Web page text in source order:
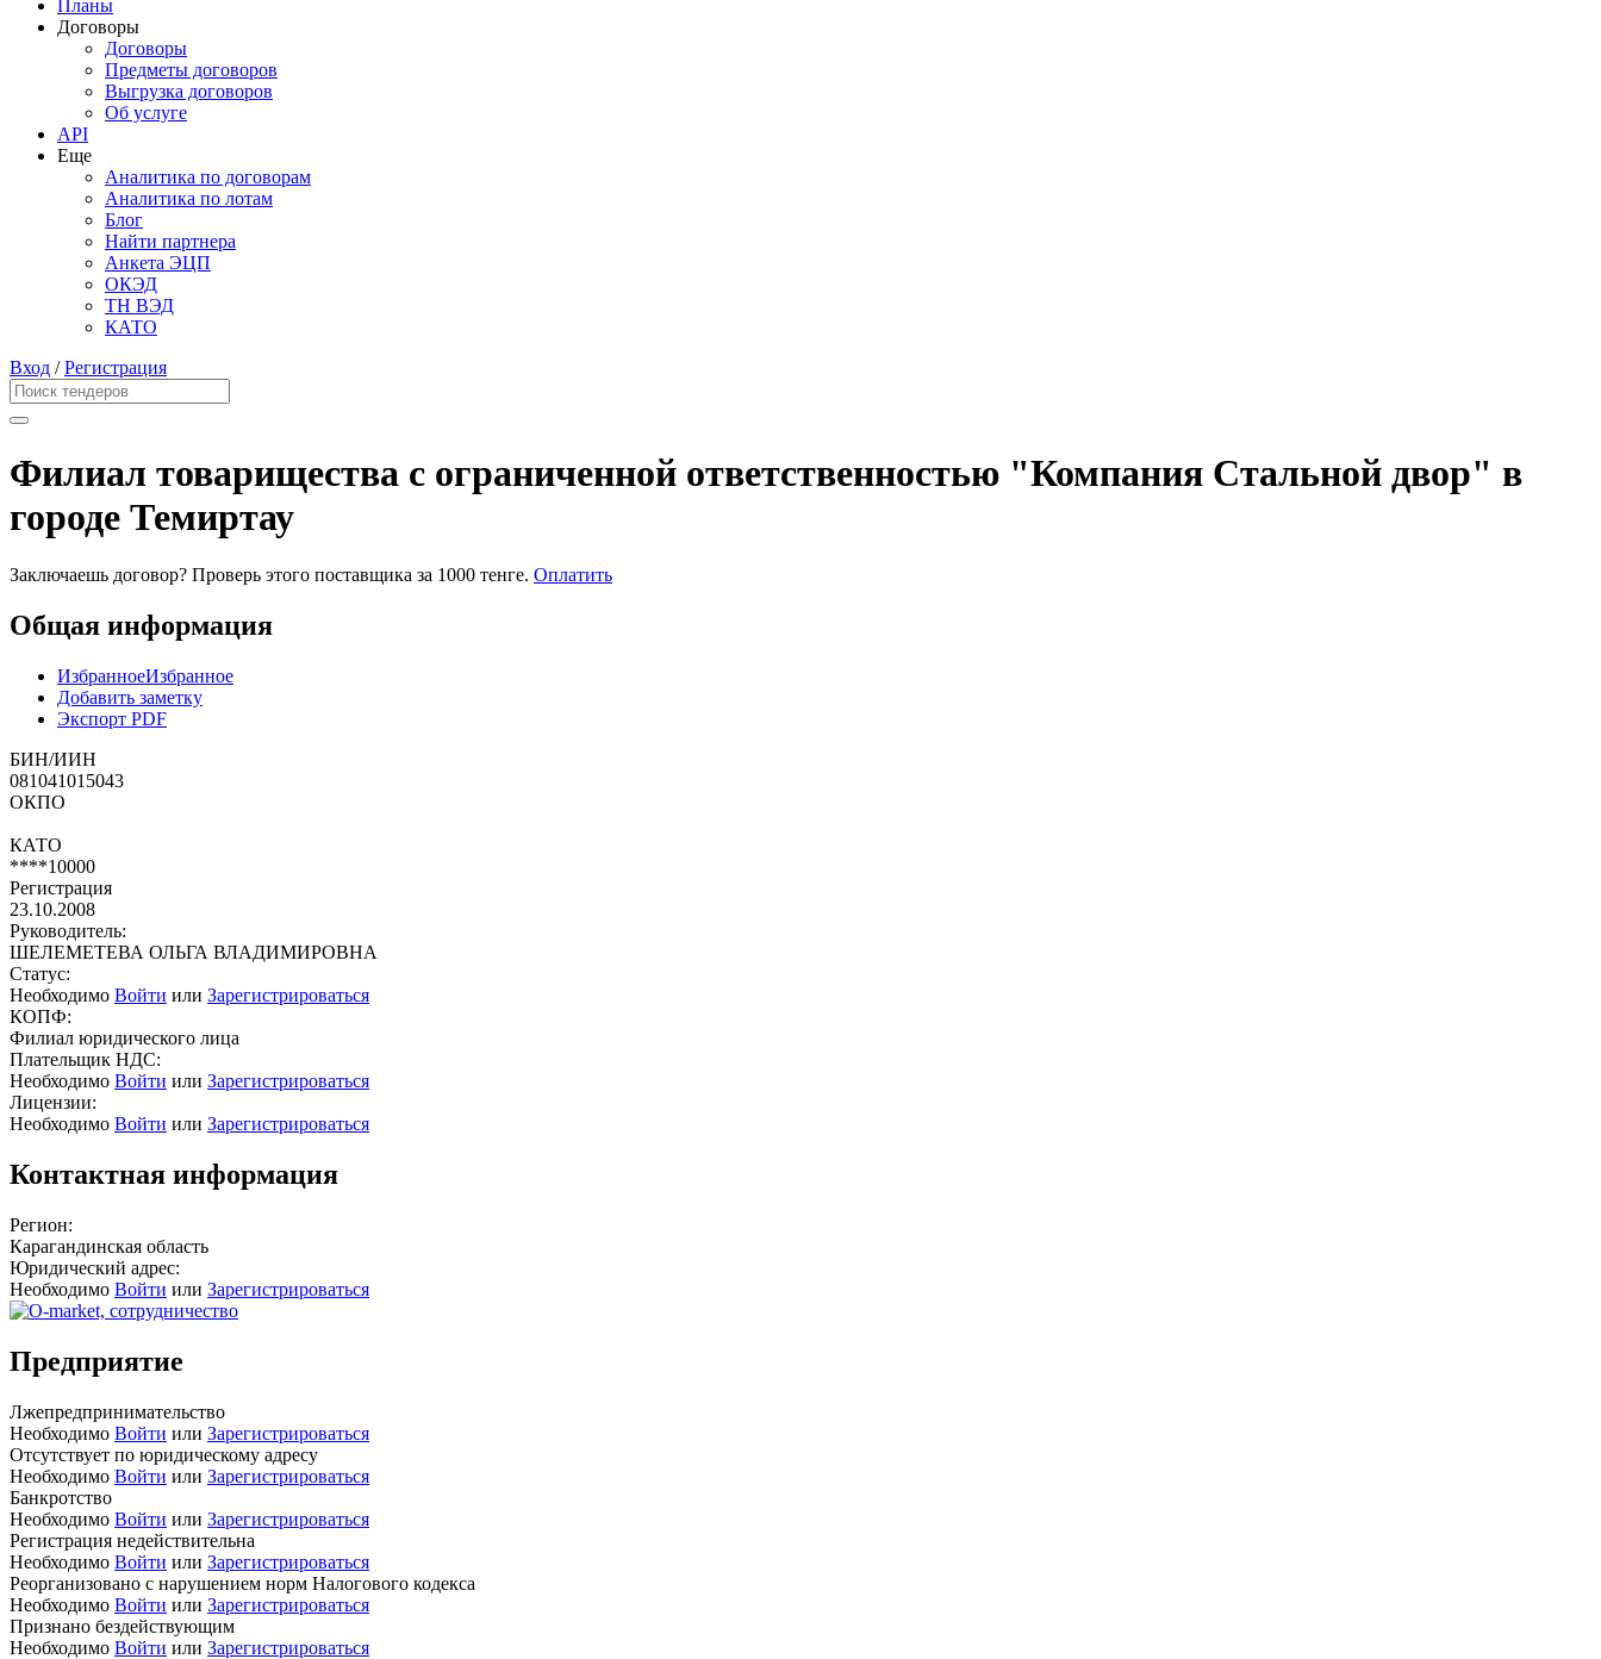
Планы
Договоры
Договоры
Предметы договоров
Выгрузка договоров
Об услуге
API
Еще
Аналитика по договорам
Аналитика по лотам
Блог
Найти партнера
Анкета ЭЦП
ОКЭД
ТН ВЭД
КАТО
Вход /Регистрация
Филиал товарищества с ограниченной ответственностью "Компания Стальной двор" в
городе Темиртау
Заключаешь договор? Проверь этого поставщика за 1000 тенге. Оплатить
Общая информация
ИзбранноеИзбранное
Добавить заметку
Экспорт PDF
БИН/ИИН
081041015043
ОКПО
КАТО
****10000
Регистрация
23.10.2008
Руководитель:
ШЕЛЕМЕТЕВА ОЛЬГА ВЛАДИМИРОВНА
Статус:
Необходимо Войти или Зарегистрироваться
КОПФ:
Филиал юридического лица
Плательщик НДС:
Необходимо Войти или Зарегистрироваться
Лицензии:
Необходимо Войти или Зарегистрироваться
Контактная информация
Регион:
Карагандинская область
Юридический адрес:
Необходимо Войти или Зарегистрироваться
Предприятие
Лжепредпринимательство
Необходимо Войти или Зарегистрироваться
Отсутствует по юридическому адресу
Необходимо Войти или Зарегистрироваться
Банкротство
Необходимо Войти или Зарегистрироваться
Регистрация недействительна
Необходимо Войти или Зарегистрироваться
Реорганизовано с нарушением норм Налогового кодекса
Необходимо Войти или Зарегистрироваться
Признано бездействующим
Необходимо Войти или Зарегистрироваться